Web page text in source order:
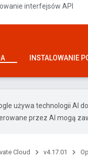
interfejsów API
INSTALOWANIE
używa technologii AI
przez AI mogą
Cloud v4.17.01